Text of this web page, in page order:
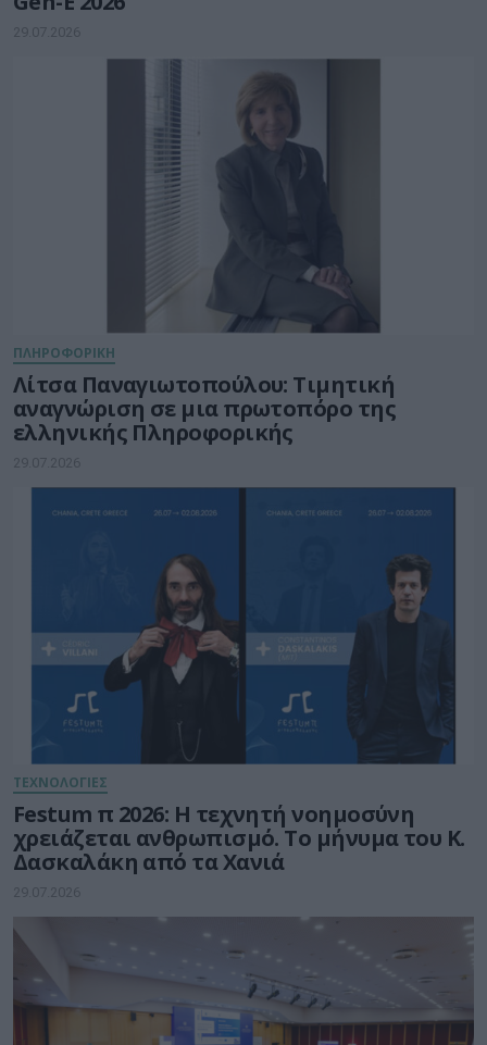
29.07.2026
ΠΛΗΡΟΦΟΡΙΚΗ
Λίτσα Παναγιωτοπούλου: Τιμητική
αναγνώριση σε μια πρωτοπόρο της
ελληνικής Πληροφορικής
29.07.2026
ΤΕΧΝΟΛΟΓΙΕΣ
Festum π 2026: Η τεχνητή νοημοσύνη
χρειάζεται ανθρωπισμό. Το μήνυμα του Κ.
Δασκαλάκη από τα Χανιά
29.07.2026